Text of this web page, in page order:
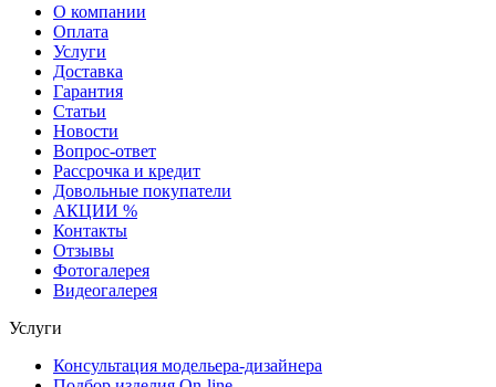
О компании
Оплата
Услуги
Доставка
Гарантия
Статьи
Новости
Вопрос-ответ
Рассрочка и кредит
Довольные покупатели
АКЦИИ %
Контакты
Отзывы
Фотогалерея
Видеогалерея
Услуги
Консультация модельера-дизайнера